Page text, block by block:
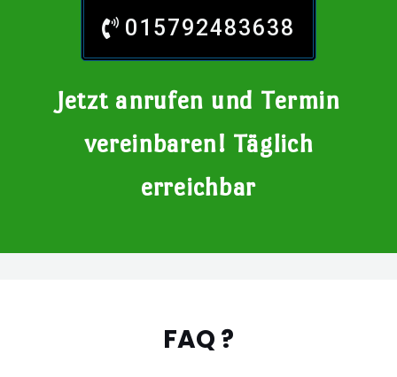
015792483638
Jetzt anrufen und Termin
vereinbaren! Täglich
erreichbar
FAQ ?